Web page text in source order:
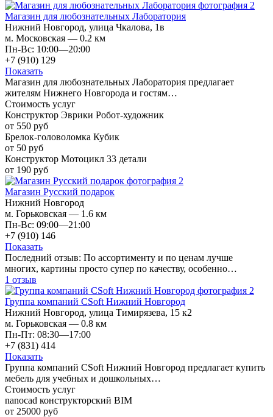
Магазин для любознательных Лаборатория
Нижний Новгород, улица Чкалова, 1в
м. Московская — 0.2 км
Пн-Вс: 10:00—20:00
+7 (910) 129
Показать
Магазин для любознательных Лаборатория предлагает
жителям Нижнего Новгорода и гостям…
Стоимость услуг
Конструктор Эврики Робот-художник
от 550 руб
Брелок-головоломка Кубик
от 50 руб
Конструктор Мотоцикл 33 детали
от 190 руб
Магазин Русский подарок
Нижний Новгород
м. Горьковская — 1.6 км
Пн-Вс: 09:00—21:00
+7 (910) 146
Показать
Последний отзыв: По ассортименту и по ценам лучше
многих, картины просто супер по качеству, особенно…
1 отзыв
Группа компаний CSoft Нижний Новгород
Нижний Новгород, улица Тимирязева, 15 к2
м. Горьковская — 0.8 км
Пн-Пт: 08:30—17:00
+7 (831) 414
Показать
Группа компаний CSoft Нижний Новгород предлагает купить
мебель для учебных и дошкольных…
Стоимость услуг
nanocad конструкторский BIM
от 25000 руб